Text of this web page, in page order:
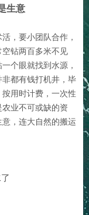
生意
，要小团队合作，
钻两百多米不见
个眼就找到水源，
都有钱打机井，毕
用时计费，一次性
业不可或缺的资
，连大自然的搬运